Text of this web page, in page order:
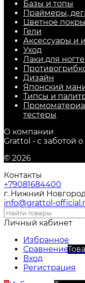
Базы и топы
Праймеры,
Цветное
Гели
Аксессуары и
Уход
Лаки для
Дизайн
Японский
Типсы и
тестеры
О компании
Grattol - с заботой
© 2026
Контакты
+79081684400
г. Нижний
info@grattol-
Личный кабинет
Избранное
Сравнение
Вход
Регистрация